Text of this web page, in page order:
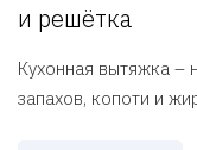
и решётка
Кухонная вытяжка –
запахов, копоти и